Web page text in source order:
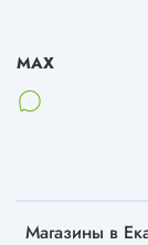
Магазины в
MAX